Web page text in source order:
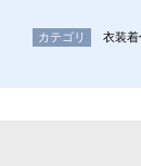
カテゴリ
衣装